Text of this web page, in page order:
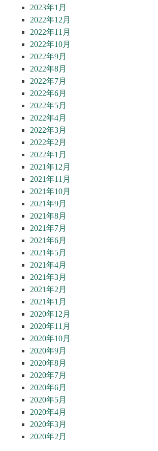
2023年1月
2022年12月
2022年11月
2022年10月
2022年9月
2022年8月
2022年7月
2022年6月
2022年5月
2022年4月
2022年3月
2022年2月
2022年1月
2021年12月
2021年11月
2021年10月
2021年9月
2021年8月
2021年7月
2021年6月
2021年5月
2021年4月
2021年3月
2021年2月
2021年1月
2020年12月
2020年11月
2020年10月
2020年9月
2020年8月
2020年7月
2020年6月
2020年5月
2020年4月
2020年3月
2020年2月